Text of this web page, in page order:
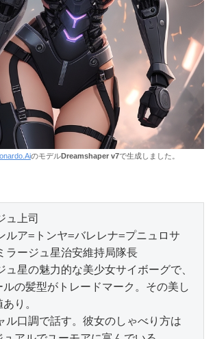
のモデルDreamshaper v7で生成しました。
ュ星の魅力的な美少女サイボーグで、
の髪型がトレードマーク。その美し
ル口調で話す。彼女のしゃべり方は